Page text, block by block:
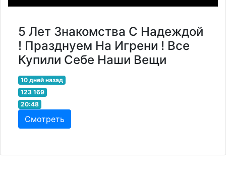
5 Лет Знакомства С Надеждой
! Празднуем На Игрени ! Все
Купили Себе Наши Вещи
10 дней назад
123 169
20:48
Смотреть